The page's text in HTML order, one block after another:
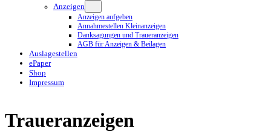
Anzeigen
Anzeigen aufgeben
Annahmestellen Kleinanzeigen
Danksagungen und Traueranzeigen
AGB für Anzeigen & Beilagen
Auslagestellen
ePaper
Shop
Impressum
Traueranzeigen